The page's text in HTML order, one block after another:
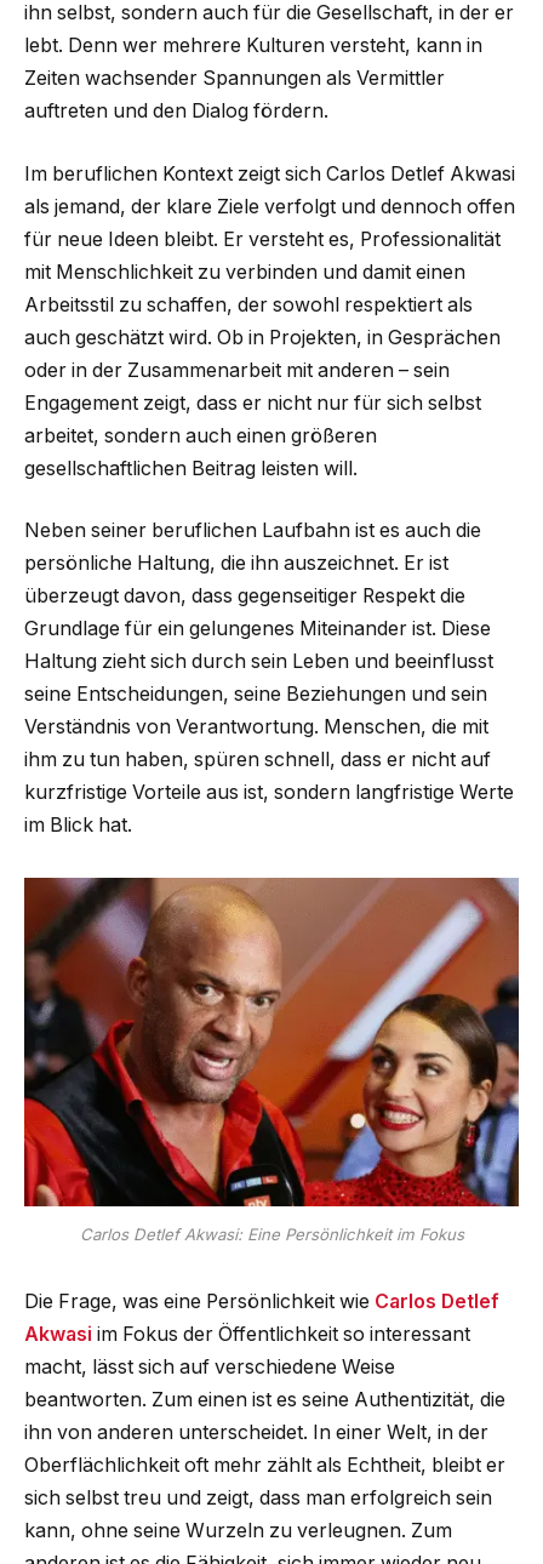
ihn selbst, sondern auch für die Gesellschaft, in der er
lebt. Denn wer mehrere Kulturen versteht, kann in
Zeiten wachsender Spannungen als Vermittler
auftreten und den Dialog fördern.
Im beruflichen Kontext zeigt sich Carlos Detlef Akwasi
als jemand, der klare Ziele verfolgt und dennoch offen
für neue Ideen bleibt. Er versteht es, Professionalität
mit Menschlichkeit zu verbinden und damit einen
Arbeitsstil zu schaffen, der sowohl respektiert als
auch geschätzt wird. Ob in Projekten, in Gesprächen
oder in der Zusammenarbeit mit anderen – sein
Engagement zeigt, dass er nicht nur für sich selbst
arbeitet, sondern auch einen größeren
gesellschaftlichen Beitrag leisten will.
Neben seiner beruflichen Laufbahn ist es auch die
persönliche Haltung, die ihn auszeichnet. Er ist
überzeugt davon, dass gegenseitiger Respekt die
Grundlage für ein gelungenes Miteinander ist. Diese
Haltung zieht sich durch sein Leben und beeinflusst
seine Entscheidungen, seine Beziehungen und sein
Verständnis von Verantwortung. Menschen, die mit
ihm zu tun haben, spüren schnell, dass er nicht auf
kurzfristige Vorteile aus ist, sondern langfristige Werte
im Blick hat.
Carlos Detlef Akwasi: Eine Persönlichkeit im Fokus
Die Frage, was eine Persönlichkeit wie Carlos Detlef
Akwasi im Fokus der Öffentlichkeit so interessant
macht, lässt sich auf verschiedene Weise
beantworten. Zum einen ist es seine Authentizität, die
ihn von anderen unterscheidet. In einer Welt, in der
Oberflächlichkeit oft mehr zählt als Echtheit, bleibt er
sich selbst treu und zeigt, dass man erfolgreich sein
kann, ohne seine Wurzeln zu verleugnen. Zum